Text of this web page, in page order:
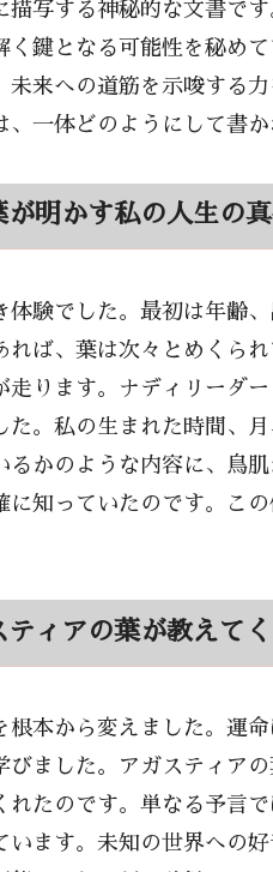
描写する神秘的な文書で
鍵となる可能性を秘めて
来への道筋を示唆する
一体どのようにして書か
明かす私の人生の
験でした。最初は年齢
ば、葉は次々とめくら
ります。ナディリーダ
。私の生まれた時間、
かのような内容に、鳥
知っていたのです。こ
ィアの葉が教えて
本から変えました。運
ました。アガスティアの
たのです。単なる予言
ます。未知の世界への